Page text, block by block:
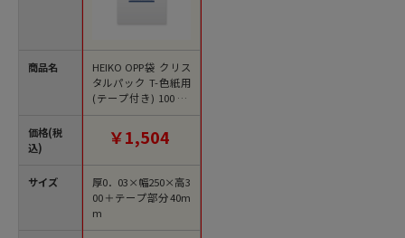
商品名
価格(税
込)
サイズ
HEIKO OPP袋 クリス
タルパック T-色紙用
(テープ付き) 100枚/
袋
￥1,504
厚0．03×幅250×高3
00＋テープ部分40m
m